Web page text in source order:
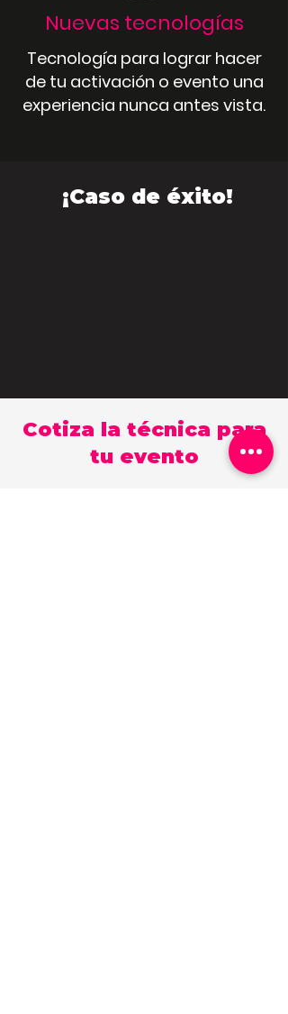
Nuevas tecnologías
Tecnología para lograr hacer
de tu activación o evento una
experiencia nunca antes vista.
¡Caso de éxito!
Cotiza la técnica para
tu evento